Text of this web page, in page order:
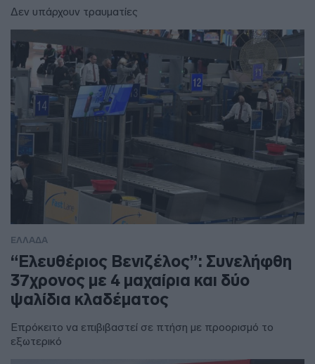
Δεν υπάρχουν τραυματίες
ΕΛΛΑΔΑ
“Ελευθέριος Βενιζέλος”: Συνελήφθη
37χρονος με 4 μαχαίρια και δύο
ψαλίδια κλαδέματος
Επρόκειτο να επιβιβαστεί σε πτήση με προορισμό το
εξωτερικό